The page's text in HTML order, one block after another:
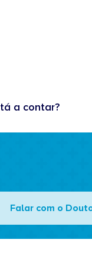
a contar?
Falar com o